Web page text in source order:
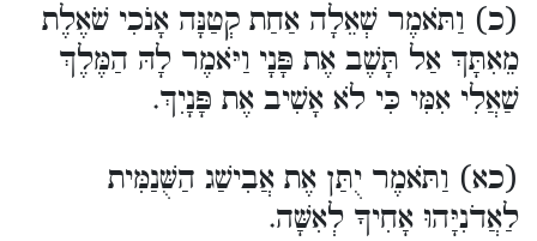
(כ) וַתֹּאמֶר שְׁאֵלָה אַחַת קְטַנָּה אָנֹכִי שֹׁאֶלֶת
מֵאִתָּךְ אַל תָּשֶׁב אֶת פָּנָי וַיֹּאמֶר לָהּ הַמֶּלֶךְ
שַׁאֲלִי אִמִּי כִּי לֹא אָשִׁיב אֶת פָּנָיִךְ.
(כא) וַתֹּאמֶר יֻתַּן אֶת אֲבִישַׁג הַשֻּׁנַמִּית
לַאֲדֹנִיָּהוּ אָחִיךָ לְאִשָּׁה.